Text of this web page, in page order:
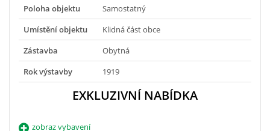
Poloha objektu
Samostatný
Umístění objektu
Klidná část obce
Zástavba
Obytná
Rok výstavby
1919
EXKLUZIVNÍ NABÍDKA
zobraz vybavení